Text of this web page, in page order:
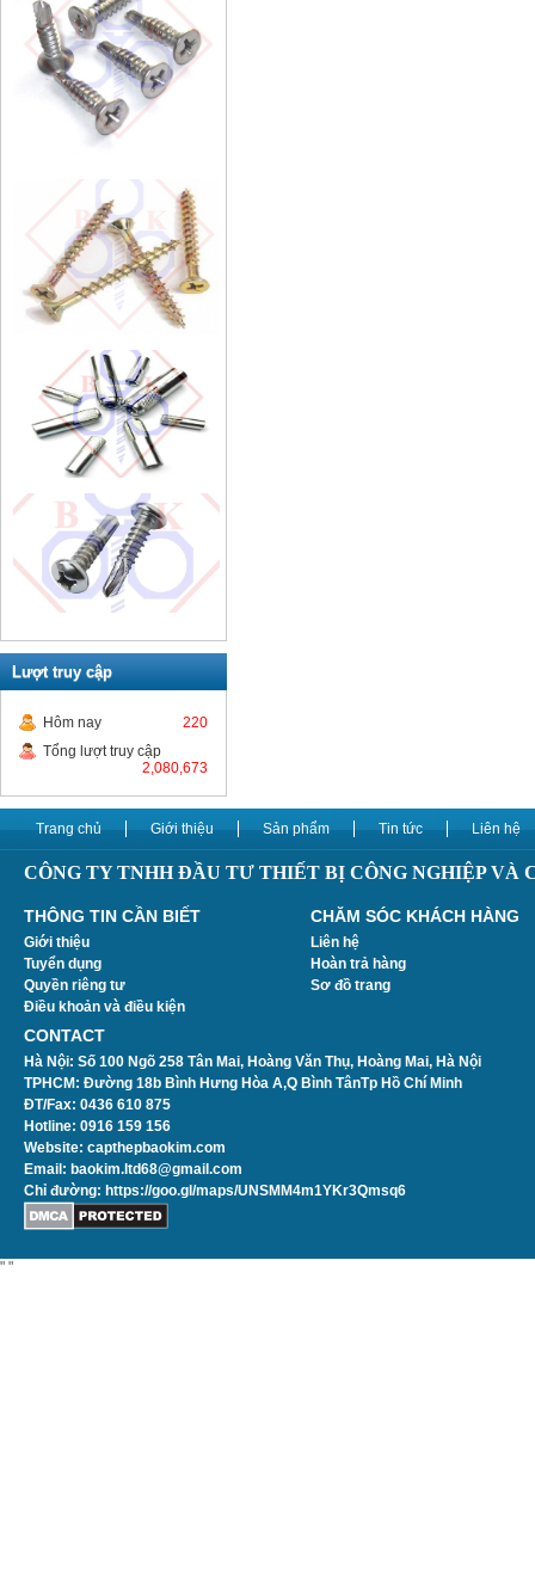
Lượt truy cập
Hôm nay
220
Tổng lượt truy cập
2,080,673
Trang chủ Giới thiệu Sản phẩm Tin tức Liên hệ
CÔNG TY TNHH ĐẦU TƯ THIẾT BỊ CÔNG NGHIỆP VÀ
THÔNG TIN CẦN BIẾT
Giới thiệu
Tuyển dụng
Quyền riêng tư
Điều khoản và điều kiện
CHĂM SÓC KHÁCH HÀNG
Liên hệ
Hoàn trả hàng
Sơ đồ trang
CONTACT
Hà Nội: Số 100 Ngõ 258 Tân Mai, Hoàng Văn Thụ, Hoàng Mai, Hà Nội
TPHCM: Đường 18b Bình Hưng Hòa A,Q Bình TânTp Hồ Chí Minh
ĐT/Fax: 0436 610 875
Hotline: 0916 159 156
Website: capthepbaokim.com
Email: baokim.ltd68@gmail.com
Chỉ đường: https://goo.gl/maps/UNSMM4m1YKr3Qmsq6
" "